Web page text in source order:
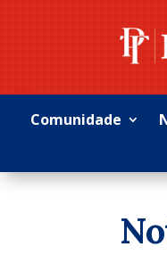
Comunidade